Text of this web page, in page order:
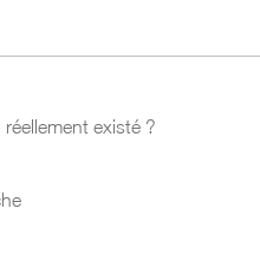
réellement existé ?